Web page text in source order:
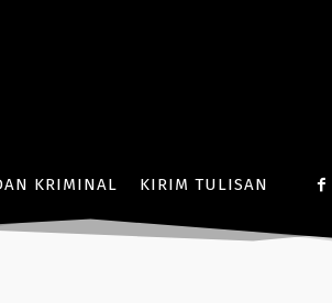
KRIMINAL KIRIM TULISAN